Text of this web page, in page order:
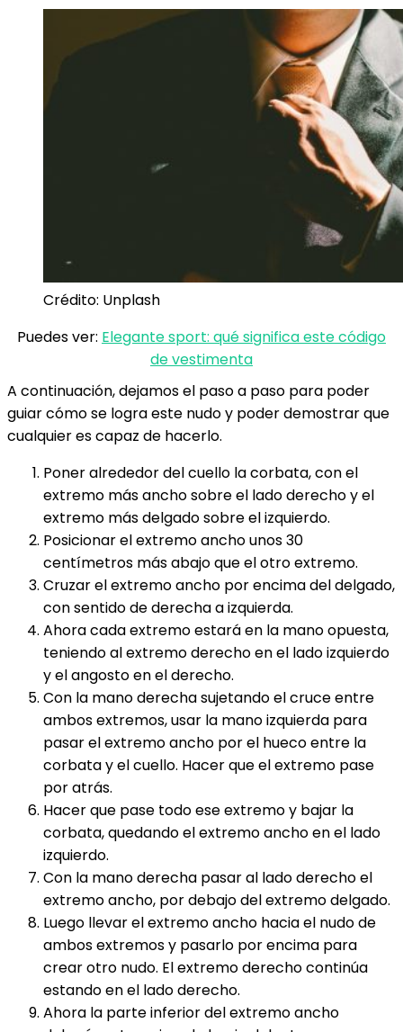
Crédito: Unplash
Puedes ver: Elegante sport: qué significa este código
de vestimenta
A continuación, dejamos el paso a paso para poder
guiar cómo se logra este nudo y poder demostrar que
cualquier es capaz de hacerlo.
Poner alrededor del cuello la corbata, con el
extremo más ancho sobre el lado derecho y el
extremo más delgado sobre el izquierdo.
Posicionar el extremo ancho unos 30
centímetros más abajo que el otro extremo.
Cruzar el extremo ancho por encima del delgado,
con sentido de derecha a izquierda.
Ahora cada extremo estará en la mano opuesta,
teniendo al extremo derecho en el lado izquierdo
y el angosto en el derecho.
Con la mano derecha sujetando el cruce entre
ambos extremos, usar la mano izquierda para
pasar el extremo ancho por el hueco entre la
corbata y el cuello. Hacer que el extremo pase
por atrás.
Hacer que pase todo ese extremo y bajar la
corbata, quedando el extremo ancho en el lado
izquierdo.
Con la mano derecha pasar al lado derecho el
extremo ancho, por debajo del extremo delgado.
Luego llevar el extremo ancho hacia el nudo de
ambos extremos y pasarlo por encima para
crear otro nudo. El extremo derecho continúa
estando en el lado derecho.
Ahora la parte inferior del extremo ancho